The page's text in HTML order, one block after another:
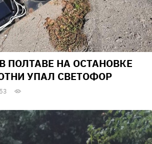
ПОЛТАВЕ НА ОСТАНОВКЕ
УПАЛ СВЕТОФОР